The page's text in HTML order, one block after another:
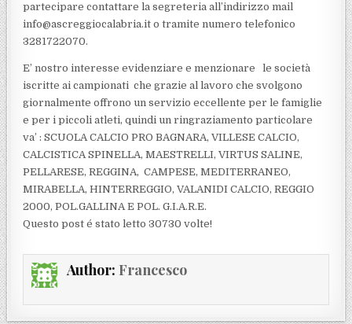
partecipare contattare la segreteria all’indirizzo mail
info@ascreggiocalabria.it o tramite numero telefonico
3281722070.
E’ nostro interesse evidenziare e menzionare le società
iscritte ai campionati che grazie al lavoro che svolgono
giornalmente offrono un servizio eccellente per le famiglie
e per i piccoli atleti, quindi un ringraziamento particolare
va’ : SCUOLA CALCIO PRO BAGNARA, VILLESE CALCIO,
CALCISTICA SPINELLA, MAESTRELLI, VIRTUS SALINE,
PELLARESE, REGGINA, CAMPESE, MEDITERRANEO,
MIRABELLA, HINTERREGGIO, VALANIDI CALCIO, REGGIO
2000, POL.GALLINA E POL. G.I.A.R.E.
Questo post é stato letto 30730 volte!
Author: Francesco